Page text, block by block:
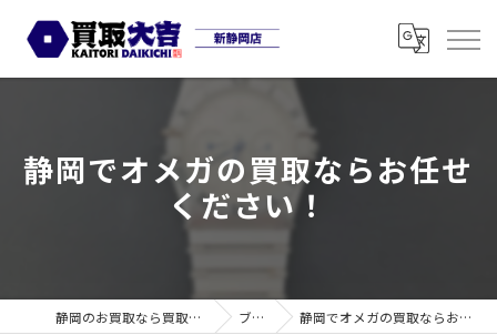
静岡でオメガの買取ならお任せ
ください！
静岡のお買取なら買取大吉 新静岡店 ブログ 静岡でオメガの買取ならお任せください！